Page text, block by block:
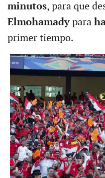
minutos, para que
Elmohamadypara
primer tiempo.